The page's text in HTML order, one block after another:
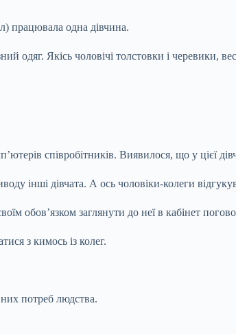
працювала одна дівчина.
одяг. Якісь чоловічі толстовки і черевики,
співробітників. Виявилося, що у цієї
інші дівчата. А ось чоловіки-колеги
обов’язком заглянути до неї в кабінет
з кимось із колег.
потреб людства.